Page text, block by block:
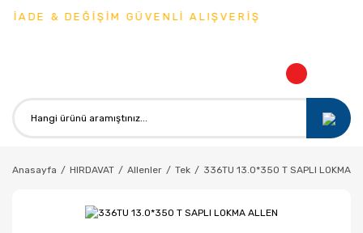
İADE & DEĞİŞİM GÜVENLİ ALIŞVERİŞ
Anasayfa HIRDAVAT Allenler Tek 336TU 13.0*350 T SAPLI LOKMA